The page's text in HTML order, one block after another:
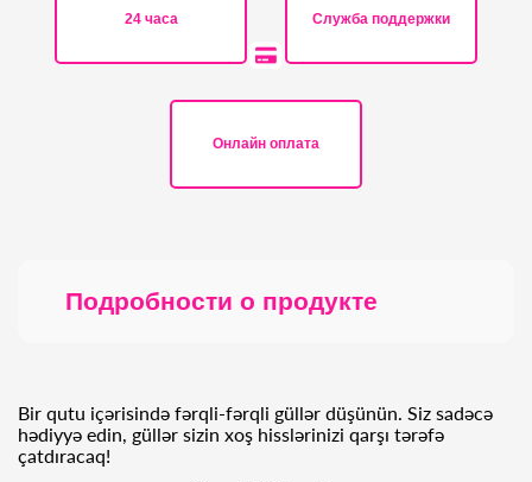
24 часа Служба поддержки
Онлайн оплата
Подробности о продукте
Bir qutu içərisində fərqli-fərqli güllər düşünün. Siz sadəcə
hədiyyə edin, güllər sizin xoş hisslərinizi qarşı tərəfə
çatdıracaq!